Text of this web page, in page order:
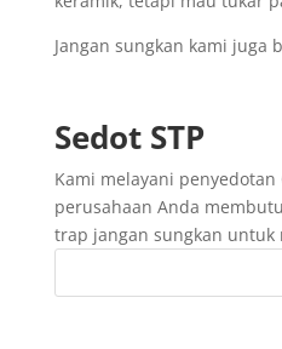
Jangan sungkan kami juga
Sedot STP
Kami melayani penyedotan
perusahaan Anda
trap jangan sungkan untuk